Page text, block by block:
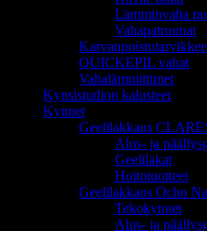
Lämminvaha
Vahapatruunat
QUICKEPIL vahat
Vahalämmittimet
Kynsistudion kalusteet
Kynnet
Geelilakkaus
Alus- ja
Geelilakat
Hoitotuotteet
Geelilakkaus Ocho
Tekokynnet
Alus- ja